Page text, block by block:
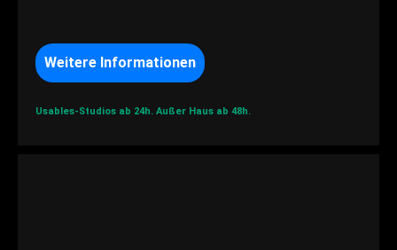
Weitere Informationen
Usables-Studios ab 24h. Außer Haus ab 48h.